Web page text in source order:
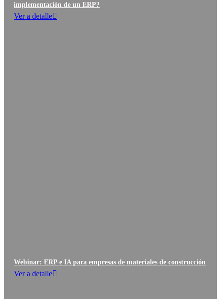
implementación de un ERP?
Ver a detalle
Webinar: ERP e IA para empresas de materiales de construcción
Ver a detalle